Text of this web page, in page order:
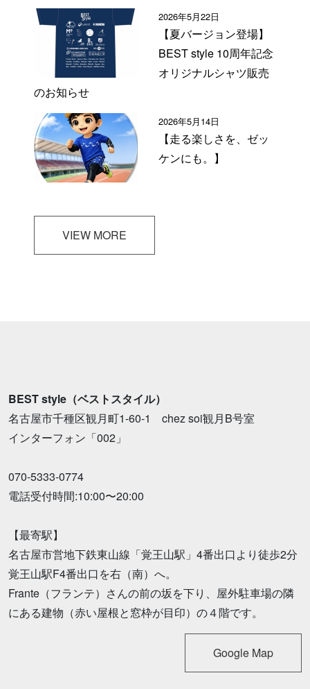
2026年5月22日
【夏バージョン登場】
BEST style 10周年記念
オリジナルシャツ販売
のお知らせ
2026年5月14日
【走る楽しさを、ゼッ
ケンにも。】
VIEW MORE
BEST style（ベストスタイル）
名古屋市千種区観月町1-60-1 chez soi観月B号室
インターフォン「002」
070-5333-0774
電話受付時間:10:00〜20:00
【最寄駅】
名古屋市営地下鉄東山線「覚王山駅」4番出口より徒歩2分
覚王山駅F4番出口を右（南）へ。
Frante（フランテ）さんの前の坂を下り、屋外駐車場の隣
にある建物（赤い屋根と窓枠が目印）の４階です。
Google Map